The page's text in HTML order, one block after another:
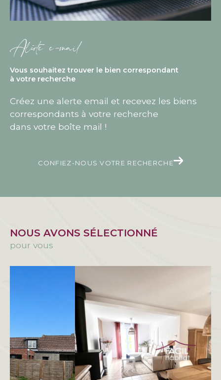
Alerte e-mail
Vous souhaitez trouver le bien correspondant
à votre recherche
Créez une alerte email et recevez les biens
correspondants à votre recherche
dans votre boîte mail !
CONFIEZ-NOUS VOTRE RECHERCHE
NOUS AVONS SÉLECTIONNÉ
pour vous